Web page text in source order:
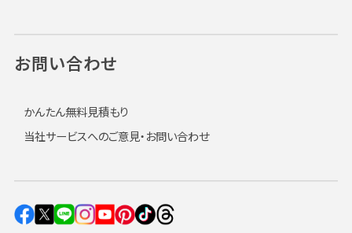
お問い合わせ
かんたん無料見積もり
当社サービスへのご意見・お問い合わせ